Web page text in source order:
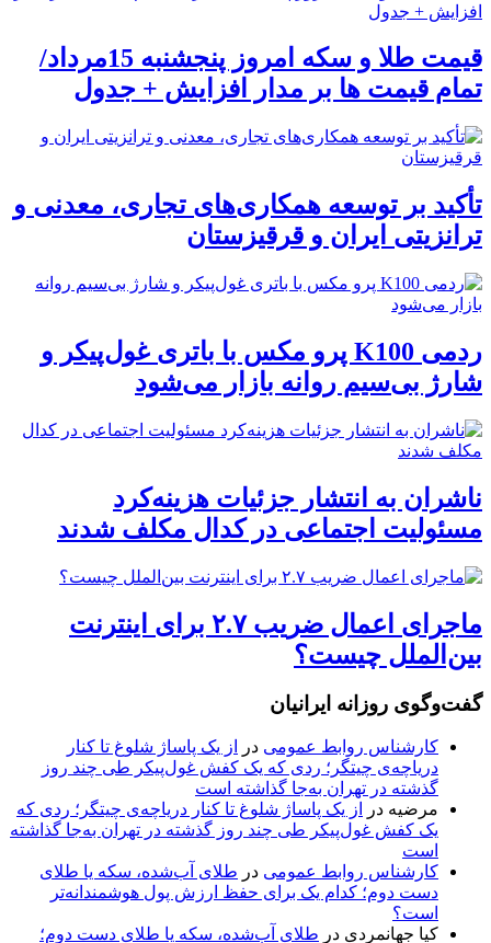
قیمت طلا و سکه امروز پنجشنبه 15مرداد/
تمام قیمت ها بر مدار افزایش + جدول
تأکید بر توسعه همکاری‌های تجاری، معدنی و
ترانزیتی ایران و قرقیزستان
ردمی K100 پرو مکس با باتری غول‌پیکر و
شارژ بی‌سیم روانه بازار می‌شود
ناشران به انتشار جزئیات هزینه‌کرد
مسئولیت اجتماعی در کدال مکلف شدند
ماجرای اعمال ضریب ۲.۷ برای اینترنت
بین‌الملل چیست؟
گفت‌وگوی روزانه ایرانیان
کارشناس روابط عمومی در
از یک پاساژ شلوغ تا کنار
دریاچه‌ی چیتگر؛ ردی که یک کفش غول‌پیکر طی چند روز
گذشته در تهران به‌جا گذاشته است
مرضیه در
از یک پاساژ شلوغ تا کنار دریاچه‌ی چیتگر؛ ردی که
یک کفش غول‌پیکر طی چند روز گذشته در تهران به‌جا گذاشته
است
کارشناس روابط عمومی در طلای آب‌شده، سکه یا طلای
دست دوم؛ کدام یک برای حفظ ارزش پول هوشمندانه‌تر
است؟
کیا جهانمردی در طلای آب‌شده، سکه یا طلای دست دوم؛